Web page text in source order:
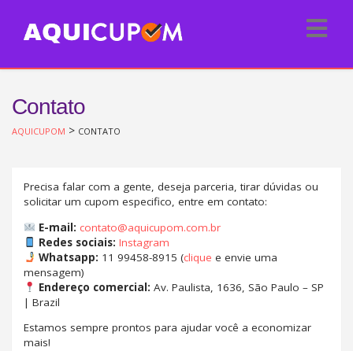
Contato
AQUICUPOM > CONTATO
Precisa falar com a gente, deseja parceria, tirar dúvidas ou
solicitar um cupom especifico, entre em contato:
E-mail: contato@aquicupom.com.br
Redes sociais: Instagram
Whatsapp: 11 99458-8915 (clique e envie uma
mensagem)
Endereço comercial: Av. Paulista, 1636, São Paulo – SP
| Brazil
Estamos sempre prontos para ajudar você a economizar
mais!